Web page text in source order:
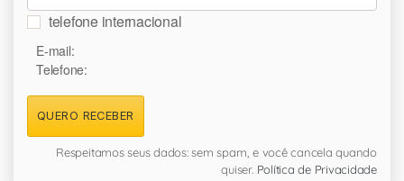
telefone internacional
E-mail:
Telefone:
QUERO RECEBER
Respeitamos seus dados: sem spam, e você cancela quando
quiser. Política de Privacidade